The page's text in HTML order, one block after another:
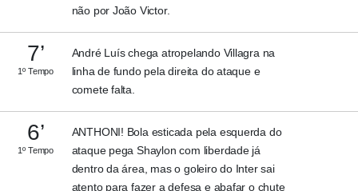
não por João Victor.
7’
1º Tempo
André Luís chega atropelando Villagra na
linha de fundo pela direita do ataque e
comete falta.
6’
1º Tempo
ANTHONI! Bola esticada pela esquerda do
ataque pega Shaylon com liberdade já
dentro da área, mas o goleiro do Inter sai
atento para fazer a defesa e abafar o chute